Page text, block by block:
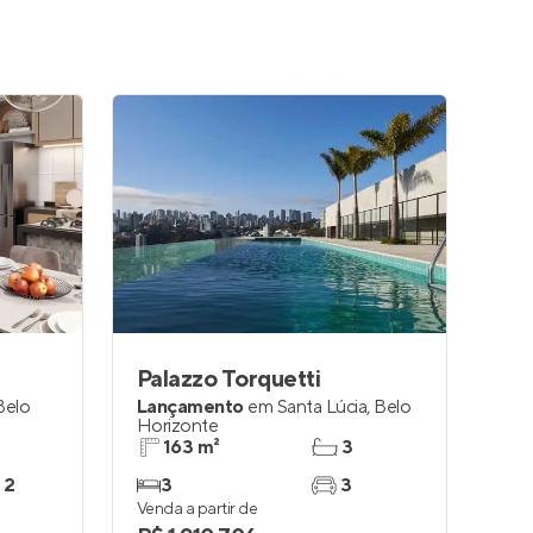
2
Palazzo Torquetti
Lançamento em Santa Lúcia, Belo
Horizonte
163 m²
3
3
3
Venda a partir de